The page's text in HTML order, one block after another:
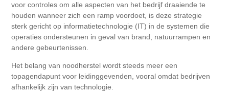
voor controles om alle aspecten van het bedrijf draaiende te
houden wanneer zich een ramp voordoet, is deze strategie
sterk gericht op informatietechnologie (IT) in de systemen die
operaties ondersteunen in geval van brand, natuurrampen en
andere gebeurtenissen.
Het belang van noodherstel wordt steeds meer een
topagendapunt voor leidinggevenden, vooral omdat bedrijven
afhankelijk zijn van technologie.